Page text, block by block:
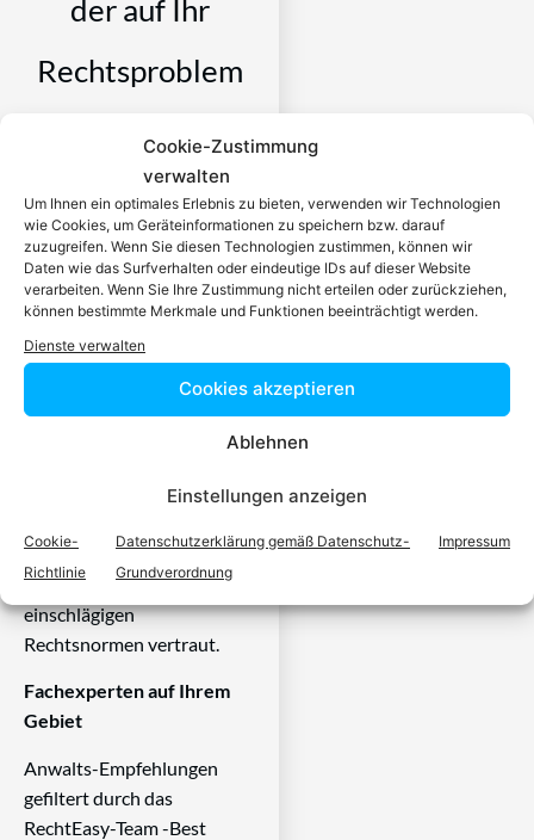
Cookie-Zustimmung
verwalten
Um Ihnen ein optimales Erlebnis zu bieten, verwenden wir Technologien
wie Cookies, um Geräteinformationen zu speichern bzw. darauf
zuzugreifen. Wenn Sie diesen Technologien zustimmen, können wir
Daten wie das Surfverhalten oder eindeutige IDs auf dieser Website
verarbeiten. Wenn Sie Ihre Zustimmung nicht erteilen oder zurückziehen,
können bestimmte Merkmale und Funktionen beeinträchtigt werden.
Dienste verwalten
Cookies akzeptieren
Ablehnen
Einstellungen anzeigen
Cookie-
Richtlinie
Datenschutzerklärung gemäß Datenschutz-
Grundverordnung
Impressum
der auf Ihr
Rechtsproblem
spezialisiert ist
Ein zugelassener Anwalt /
eine zugelassen Anwältin ist
dafür da, über Rechtsfragen
zu beraten und Klienten vor
Gericht zu vertreten. Es ist
seine Aufgabe,
Dienstleistungen im Bereich
der Rechtsberatung zu
erbringen und Klienten vor
diesem Wissen kennt er alle
Herausforderungen dieses
Systems und ist mit allen
einschlägigen
Rechtsnormen vertraut.
Fachexperten auf Ihrem
Gebiet
Anwalts-Empfehlungen
gefiltert durch das
RechtEasy-Team -Best